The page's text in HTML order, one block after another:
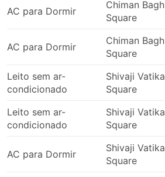
AC para Dormir
Chiman Bagh
Square
AC para Dormir
Chiman Bagh
Square
Leito sem ar-
condicionado
Shivaji Vatika
Square
Leito sem ar-
condicionado
Shivaji Vatika
Square
AC para Dormir
Shivaji Vatika
Square